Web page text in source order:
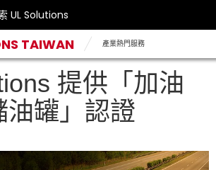
UL Solutions
TAIWAN 產業熱門服務
提供「加油
油罐」認證